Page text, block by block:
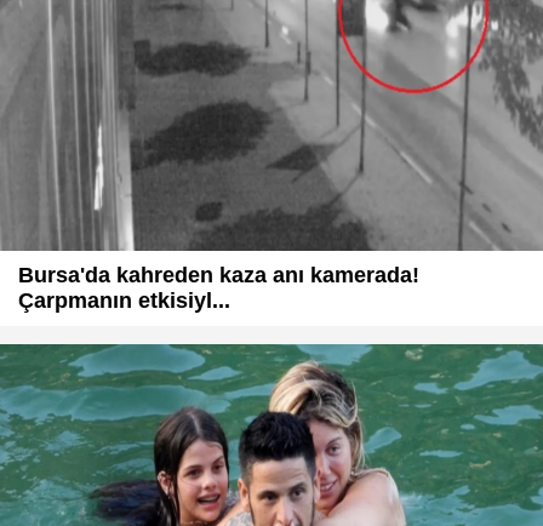
Bursa'da kahreden kaza anı kamerada!
Çarpmanın etkisiyl...